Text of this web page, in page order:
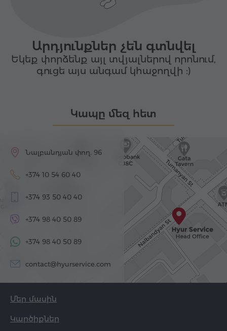
Արդյունքներ չեն գտնվել
Եկեք փորձենք այլ տվյալներով որոնում,
գուցե այս անգամ կհաջողվի :)
Կապը մեզ հետ
Նալբանդյան փող. 96
+374 10 54 60 40
+374 93 50 40 40
+374 98 40 50 89
+374 98 40 50 89
contact@hyurservice.com
Մեր մասին
Կարծիքներ